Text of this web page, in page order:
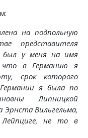
на подпольную
представителя
был у меня на имя
что в Германию я
срок которого
я была по
Липницкой
Эрнста Вильгельма,
не то в